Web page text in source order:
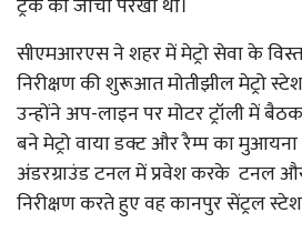
सीएमआरएस ने शहर में मेट्रो सेवा के
निरीक्षण की शुरूआत मोतीझील मेट्रो
उन्होंने अप-लाइन पर मोटर ट्रॉली में
बने मेट्रो वाया डक्ट और रैम्प का मुआयना
अंडरग्राउंड टनल में प्रवेश करके टनल
निरीक्षण करते हुए वह कानपुर सेंट्रल